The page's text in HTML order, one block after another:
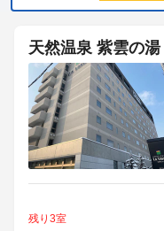
天然温泉 紫雲の
残り3室